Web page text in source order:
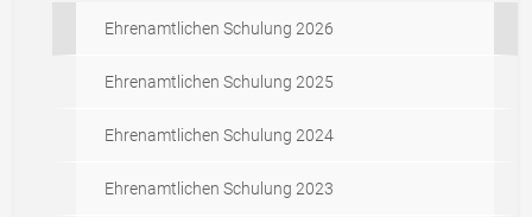
Ehrenamtlichen Schulung 2026
Ehrenamtlichen Schulung 2025
Ehrenamtlichen Schulung 2024
Ehrenamtlichen Schulung 2023